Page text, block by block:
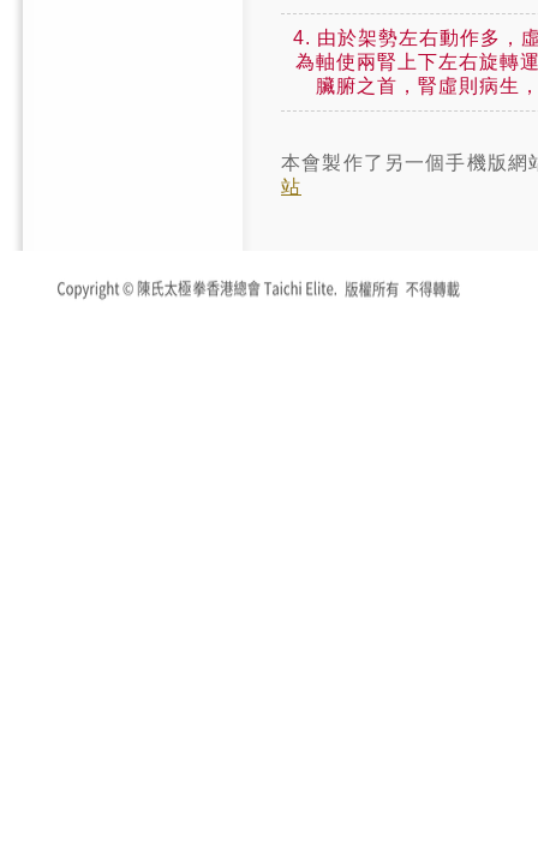
4. 由於架勢左右動作多，
為軸使兩腎上下左右旋轉
臟腑之首，腎虛則病生
本會製作了另一個手機版網
站